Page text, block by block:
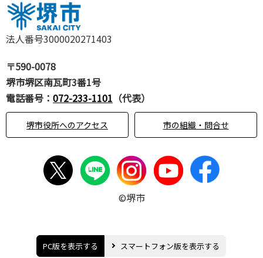
法人番号3000020271403
〒590-0078
堺市堺区南瓦町3番1号
電話番号： 072-233-1101 （代表）
堺市役所へのアクセス 市の組織・問合せ
©堺市
PC版を表示する スマートフォン版を表示する